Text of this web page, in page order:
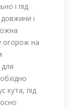
і під
і
огорож на
кута, під